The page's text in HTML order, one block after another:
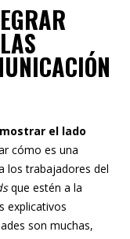
mostrar el lado
cómo es una
los trabajadores del
que estén a la
explicativos
son muchas,